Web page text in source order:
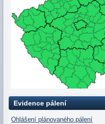
Evidence pálení
Ohlášení plánovaného pálení